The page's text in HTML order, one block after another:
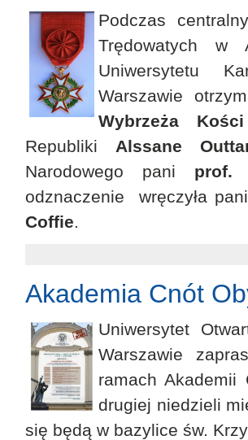
Podczas
Trędowatych w
Uniwersytetu
Warszawie
Wybrzeża Kości
Republiki Alssane
Narodowego pani prof.
odznaczenie wręczyła
Coffie.
Akademia Cnót
Uniwersytet
Warszawie
ramach
drugiej niedzieli
się będą w bazylice św.